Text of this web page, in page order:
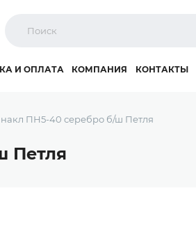
И ОПЛАТА КОМПАНИЯ КОНТАКТЫ
накл ПН5-40 серебро б/ш Петля
Петля